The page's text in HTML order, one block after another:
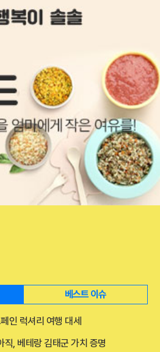
베스트 이슈
인 럭셔리 여행 대세
직, 베테랑 김태군 가치 증명